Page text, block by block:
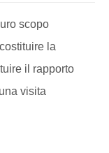
scopo
la
il rapporto
visita